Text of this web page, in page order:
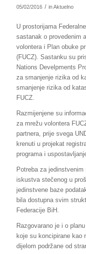
05/02/2016 / inAktuelno
U prostorijama
sastanak o provedenim
volontera i Plan obuke
(FUCZ). Sastanku su
Nations Develpments
za smanjenje rizika od
smanjenje rizika od
FUCZ.
Razmijenjene su
za mrežu volontera
partnera, prije svega
krenuti u projekat
programa i
Potreba za
iskustva stečenog u
jedinstvene baze
bila dostupna svim
Federacije BiH.
Razgovarano je i o
koje su koncipirane kao
dijelom podržane od